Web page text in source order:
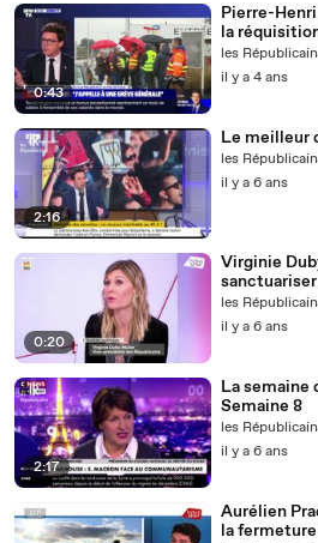
0:43
Pierre-
la
carburant ! »
les
il y a 4 ans
2:16
Le meilleur
les
il y a 6 ans
0:20
Virginie
les
il y a 6 ans
2:17
La semaine
Semaine 8
les
il y a 6 ans
Aurélien
la